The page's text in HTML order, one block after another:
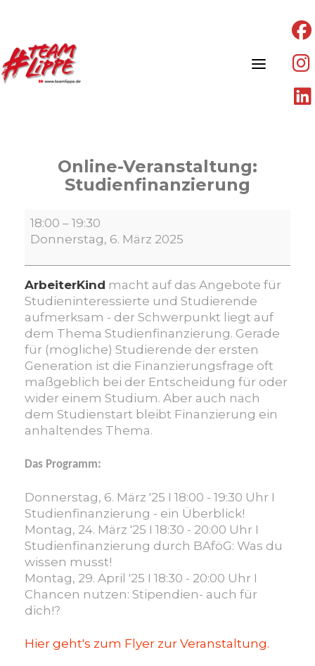
Online-Veranstaltung:
Studienfinanzierung
Online-
Veranstaltung:
Studienfinanzierung
18:00 – 19:30
Donnerstag, 6. März 2025
ArbeiterKind macht auf das Angebote für
Studieninteressierte und Studierende
aufmerksam - der Schwerpunkt liegt auf
dem Thema Studienfinanzierung. Gerade
für (mögliche) Studierende der ersten
Generation ist die Finanzierungsfrage oft
maßgeblich bei der Entscheidung für oder
wider einem Studium. Aber auch nach
dem Studienstart bleibt Finanzierung ein
anhaltendes Thema.
Das Programm:
Donnerstag, 6. März '25 I 18:00 - 19:30 Uhr I
Studienfinanzierung - ein Überblick!
Montag, 24. März '25 I 18:30 - 20:00 Uhr I
Studienfinanzierung durch BAföG: Was du
wissen musst!
Montag, 29. April '25 I 18:30 - 20:00 Uhr I
Chancen nutzen: Stipendien- auch für
dich!?
Hier geht's zum Flyer zur Veranstaltung.